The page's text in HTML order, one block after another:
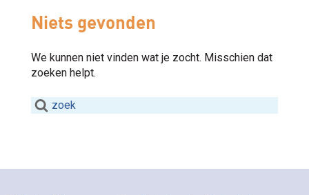
Niets gevonden
We kunnen niet vinden wat je zocht. Misschien dat
zoeken helpt.